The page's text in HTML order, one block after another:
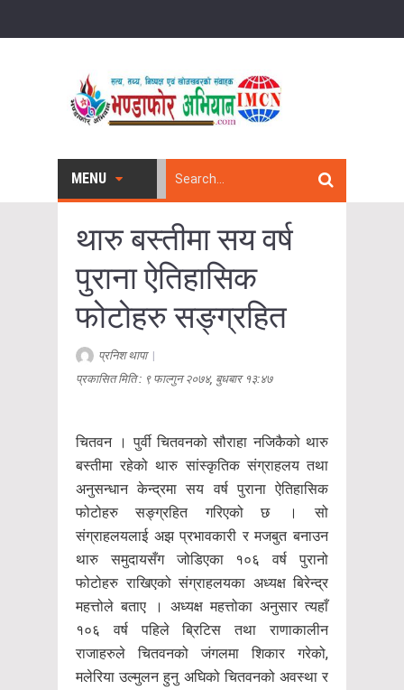
MENU
थारु बस्तीमा सय वर्ष
पुराना ऐतिहासिक
फोटोहरु सङ्ग्रहित
प्रनिश थापा|
प्रकासित मिति : ९ फाल्गुन २०७४, बुधबार १३:४७
चितवन । पुर्वी चितवनको सौराहा नजिकैको थारु
बस्तीमा रहेको थारु सांस्कृतिक संग्राहलय तथा
अनुसन्धान केन्द्रमा सय वर्ष पुराना ऐतिहासिक
फोटोहरु सङ्ग्रहित गरिएको छ । सो
संग्राहलयलाई अझ प्रभावकारी र मजबुत बनाउन
थारु समुदायसँग जोडिएका १०६ वर्ष पुरानो
फोटोहरु राखिएको संग्राहलयका अध्यक्ष बिरेन्द्र
महत्तोले बताए । अध्यक्ष महत्तोका अनुसार त्यहाँ
१०६ वर्ष पहिले ब्रिटिस तथा राणाकालीन
राजाहरुले चितवनको जंगलमा शिकार गरेको,
मलेरिया उल्मुलन हुनु अघिको चितवनको अवस्था र